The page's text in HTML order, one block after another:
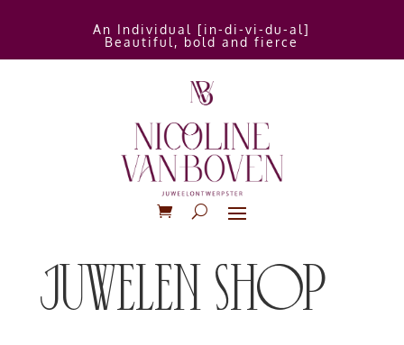
An Individual [in-di-vi-du-al]
Beautiful, bold and fierce
juwelen shop